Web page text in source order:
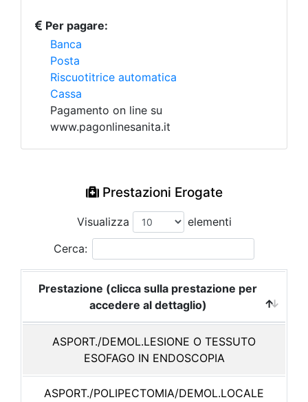
Per pagare:
Banca
Posta
Riscuotitrice automatica
Cassa
Pagamento on line su
www.pagonlinesanita.it
Prestazioni Erogate
Visualizza
elementi
Cerca:
Prestazione (clicca sulla prestazione per
accedere al dettaglio)
ASPORT./DEMOL.LESIONE O TESSUTO
ESOFAGO IN ENDOSCOPIA
ASPORT./POLIPECTOMIA/DEMOL.LOCALE